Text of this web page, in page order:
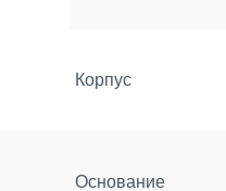
Корпус
Основание